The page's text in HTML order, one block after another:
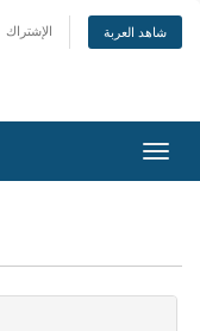
الإشتراك شاهد العربة
تبديل
التنقل